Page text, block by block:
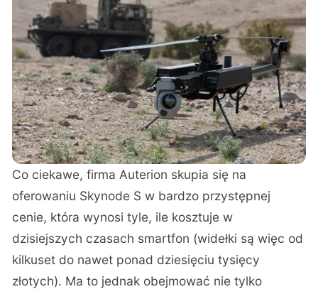
Co ciekawe, firmaAuterion skupia się na
oferowaniu Skynode S w bardzo przystępnej
cenie, która wynosi tyle, ile kosztuje w
dzisiejszych czasach smartfon (widełki są więc od
kilkuset do nawet ponad dziesięciu tysięcy
złotych). Ma to jednak obejmować nie tylko